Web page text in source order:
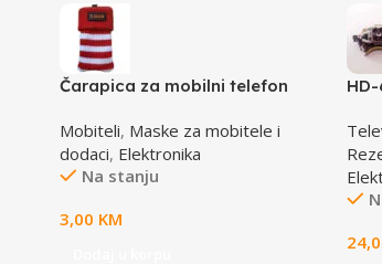
Čarapica za mobilni telefon
65x100mm
Mobiteli, Maske za mobitele i
dodaci, Elektronika
Na stanju
3,00 KM